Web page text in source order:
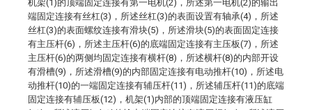
机架(1)的顶端固定连接有第一电机(2)，所述第一电机(2)的输出
端固定连接有丝杠(3)，所述丝杠(3)的表面设置有轴承(4)，所述
丝杠(3)的表面螺纹连接有滑块(5)，所述滑块(5)的表面固定连接
有主压杆(6)，所述主压杆(6)的底端固定连接有主压板(7)，所述
主压杆(6)的两侧均固定连接有横杆(8)，所述横杆(8)的内部开设
有滑槽(9)，所述滑槽(9)的内部固定连接有电动推杆(10)，所述电
动推杆(10)的一端固定连接有辅压杆(11)，所述辅压杆(11)的底端
固定连接有辅压板(12)，机架(1)内部的顶端固定连接有液压缸